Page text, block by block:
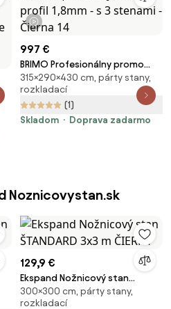
1 video
997 €
BRIMO Profesionálny promo
nožnicový altánok 3x4,5m |
Masívny ALU profil 1,8mm - s 3
stenami - Čierna 14
315×290×430 cm, párty stany,
rozkladací
(1)
Skladom
Doprava zadarmo
Noznicovystan.sk
129,9 €
Ekspand Nožnicový stan
ŠTANDARD 3x3 m ČIERNY
300×300 cm, párty stany,
rozkladací